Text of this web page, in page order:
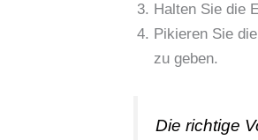
Halten Sie die
Pikieren Sie
zu geben.
Die richtige